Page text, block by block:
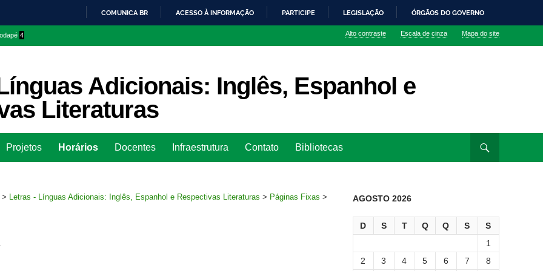
O
COMUNICA BR ACESSO À INFORMAÇÃO PARTICIPE LEGISLAÇÃO ÓRGÃOS DO GOVERNO
4 Alto contraste Escala de cinza Mapa do site
Adicionais: Inglês, Espanhol e
Literaturas
para
Projetos Horários Docentes Infraestrutura Contato Bibliotecas
> Letras - Línguas Adicionais: Inglês, Espanhol e Respectivas Literaturas > Páginas Fixas >
AGOSTO 2026
D S T Q Q S
S
1
2
3 4 5 6 7
8